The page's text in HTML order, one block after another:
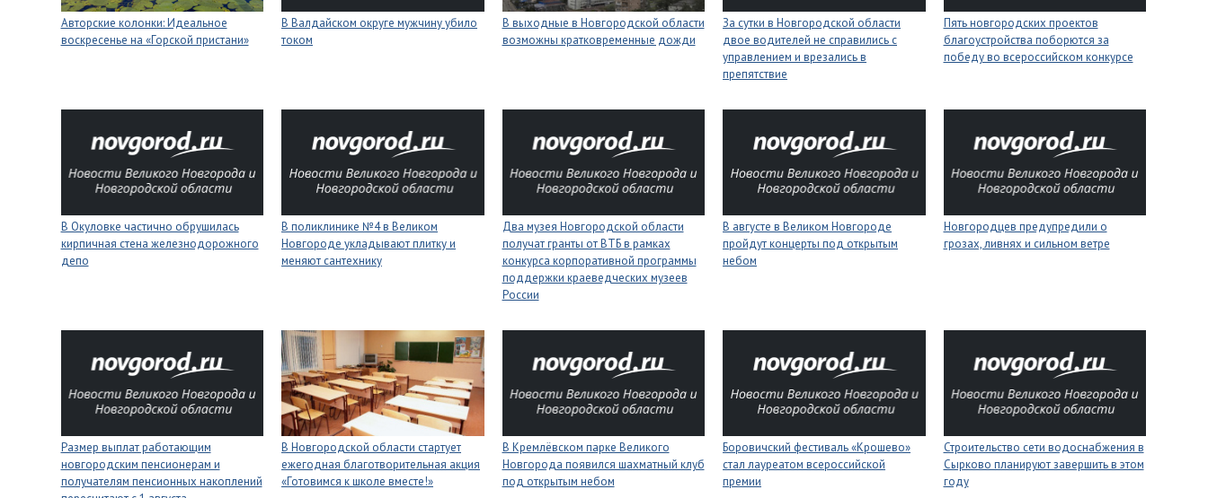
Авторские колонки: Идеальное
воскресенье на «Горской пристани»
В Валдайском округе мужчину убило
током
В выходные в Новгородской области
возможны кратковременные дожди
За сутки в Новгородской области
двое водителей не справились с
управлением и врезались в
препятствие
Пять новгородских проектов
благоустройства поборются за
победу во всероссийском конкурсе
В Окуловке частично обрушилась
кирпичная стена железнодорожного
депо
В поликлинике №4 в Великом
Новгороде укладывают плитку и
меняют сантехнику
Два музея Новгородской области
получат гранты от ВТБ в рамках
конкурса корпоративной программы
поддержки краеведческих музеев
России
В августе в Великом Новгороде
пройдут концерты под открытым
небом
Новгородцев предупредили о
грозах, ливнях и сильном ветре
Размер выплат работающим
новгородским пенсионерам и
получателям пенсионных накоплений
В Новгородской области стартует
ежегодная благотворительная акция
«Готовимся к школе вместе!»
В Кремлёвском парке Великого
Новгорода появился шахматный клуб
под открытым небом
Боровичский фестиваль «Крошево»
стал лауреатом всероссийской
премии
Строительство сети водоснабжения в
Сырково планируют завершить в этом
году